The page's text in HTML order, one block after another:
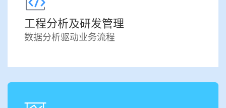
工程分析及研发管理
数据分析驱动业务流程